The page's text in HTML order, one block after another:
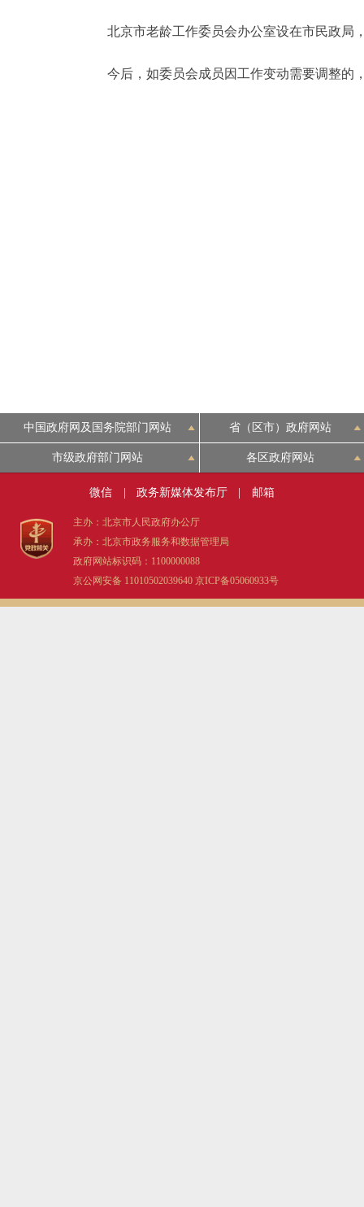
北京市老龄工作委员会办公室设在市民政局
今后，如委员会成员因工作变动需要调整的，
中国政府网及国务院部门网站 省（区市）政府网站
市级政府部门网站 各区政府网站
微信 政务新媒体发布厅 邮箱
主办：北京市人民政府办公厅
承办：北京市政务服务和数据管理局
政府网站标识码：1100000088
京公网安备 11010502039640 京ICP备05060933号